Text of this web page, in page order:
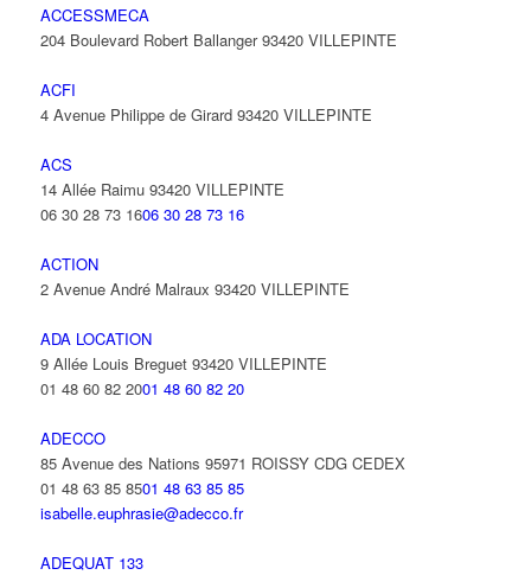
ACCESSMECA
204 Boulevard Robert Ballanger 93420 VILLEPINTE
ACFI
4 Avenue Philippe de Girard 93420 VILLEPINTE
ACS
14 Allée Raimu 93420 VILLEPINTE
06 30 28 73 1606 30 28 73 16
ACTION
2 Avenue André Malraux 93420 VILLEPINTE
ADA LOCATION
9 Allée Louis Breguet 93420 VILLEPINTE
01 48 60 82 2001 48 60 82 20
ADECCO
85 Avenue des Nations 95971 ROISSY CDG CEDEX
01 48 63 85 8501 48 63 85 85
isabelle.euphrasie@adecco.fr
ADEQUAT 133